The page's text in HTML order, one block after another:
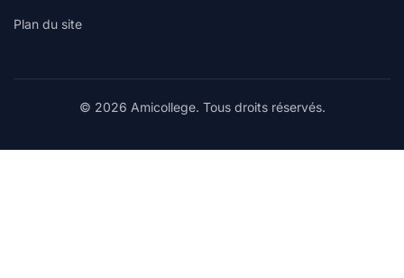
Plan du site
© 2026 Amicollege. Tous droits réservés.